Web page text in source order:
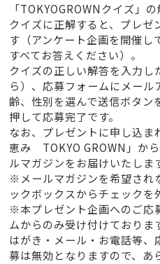
「TOKYOGROWNクイズ」
クイズに正解すると、プレゼ
す（アンケート企画を開催し
すべてお答えください）。
クイズの正しい解答を入力し
ら）、応募フォームにメー
齢、性別を選んで送信ボタン
押して応募完了です。
なお、プレゼントに申し込
恵み TOKYO GROWN」か
ルマガジンをお届けいたしま
※メールマガジンを希望され
ックボックスからチェックを
※本プレゼント企画へのご応
ムからのみ受け付けておりま
はがき・メール・お電話等
募は無効となりますので、あ